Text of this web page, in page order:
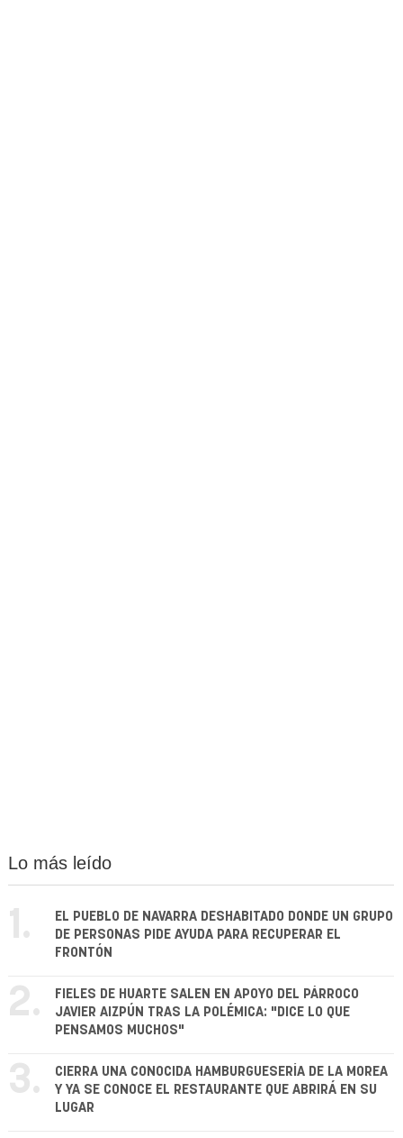
Lo más leído
1.
EL PUEBLO DE NAVARRA DESHABITADO DONDE UN GRUPO
DE PERSONAS PIDE AYUDA PARA RECUPERAR EL
FRONTÓN
2.
FIELES DE HUARTE SALEN EN APOYO DEL PÁRROCO
JAVIER AIZPÚN TRAS LA POLÉMICA: "DICE LO QUE
PENSAMOS MUCHOS"
3.
CIERRA UNA CONOCIDA HAMBURGUESERÍA DE LA MOREA
Y YA SE CONOCE EL RESTAURANTE QUE ABRIRÁ EN SU
LUGAR